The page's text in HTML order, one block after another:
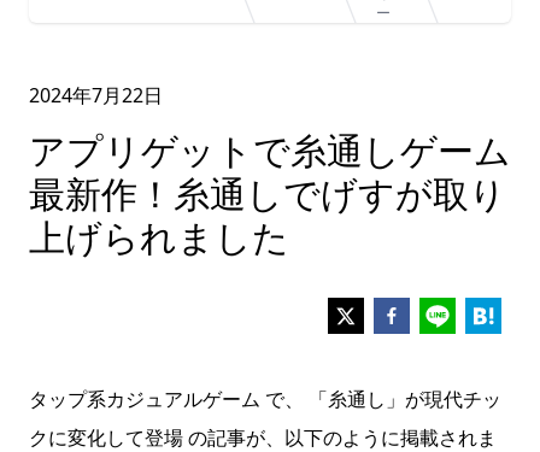
ー
2024年7月22日
アプリゲットで糸通しゲーム
最新作！糸通しでげすが取り
上げられました
タップ系カジュアルゲーム で、 「糸通し」が現代チッ
クに変化して登場 の記事が、以下のように掲載されま